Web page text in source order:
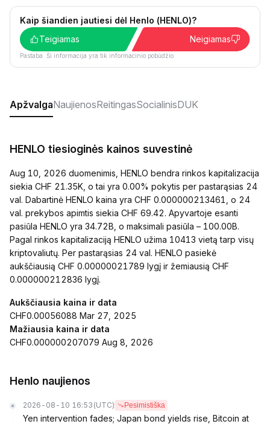
Kaip šiandien jautiesi dėl Henlo (HENLO)?
Teigiamas
Neigiamas
Pastaba. Ši informacija yra tik informacinio pobūdžio.
ApžvalgaNaujienosReitingasSocialinisDUK
HENLO tiesioginės kainos suvestinė
Aug 10, 2026 duomenimis, HENLO bendra rinkos kapitalizacija
siekia CHF 21.35K, o tai yra 0.00% pokytis per pastarąsias 24
val. Dabartinė HENLO kaina yra CHF 0.000000213461, o 24
val. prekybos apimtis siekia CHF 69.42. Apyvartoje esanti
pasiūla HENLO yra 34.72B, o maksimali pasiūla – 100.00B.
Pagal rinkos kapitalizaciją HENLO užima 10413 vietą tarp visų
kriptovaliutų. Per pastarąsias 24 val. HENLO pasiekė
aukščiausią CHF 0.00000021789 lygį ir žemiausią CHF
0.000000212836 lygį.
Aukščiausia kaina ir data
CHF0.00056088 Mar 27, 2025
Mažiausia kaina ir data
CHF0.000000207079 Aug 8, 2026
Henlo naujienos
2026-08-10 16:53 (UTC) Pesimistiška
Yen intervention fades; Japan bond yields rise, Bitcoin at